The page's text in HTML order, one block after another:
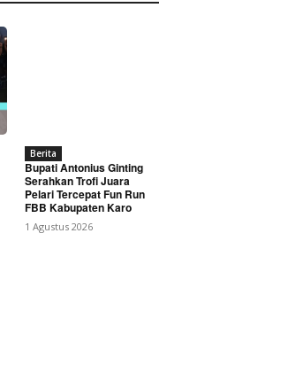
Berita
Bupati Antonius Ginting
Serahkan Trofi Juara
Pelari Tercepat Fun Run
FBB Kabupaten Karo
1 Agustus 2026